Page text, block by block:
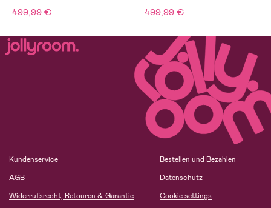
499,99 € 499,99 €
Kundenservice
AGB
Widerrufsrecht, Retouren & Garantie
Bestellen und Bezahlen
Datenschutz
Cookie settings